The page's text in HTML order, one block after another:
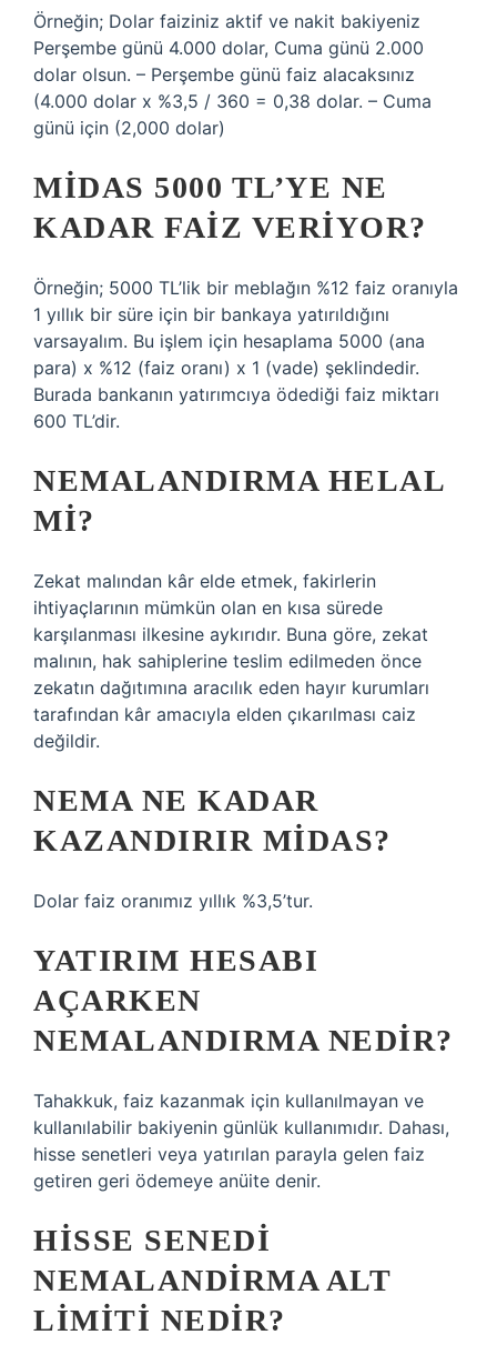
Örneğin; Dolar faiziniz aktif ve nakit bakiyeniz
Perşembe günü 4.000 dolar, Cuma günü 2.000
dolar olsun. – Perşembe günü faiz alacaksınız
(4.000 dolar x %3,5 / 360 = 0,38 dolar. – Cuma
günü için (2,000 dolar)
MIDAS 5000 TL’YE NE
KADAR FAIZ VERIYOR?
Örneğin; 5000 TL’lik bir meblağın %12 faiz oranıyla
1 yıllık bir süre için bir bankaya yatırıldığını
varsayalım. Bu işlem için hesaplama 5000 (ana
para) x %12 (faiz oranı) x 1 (vade) şeklindedir.
Burada bankanın yatırımcıya ödediği faiz miktarı
600 TL’dir.
NEMALANDIRMA HELAL
MI?
Zekat malından kâr elde etmek, fakirlerin
ihtiyaçlarının mümkün olan en kısa sürede
karşılanması ilkesine aykırıdır. Buna göre, zekat
malının, hak sahiplerine teslim edilmeden önce
zekatın dağıtımına aracılık eden hayır kurumları
tarafından kâr amacıyla elden çıkarılması caiz
değildir.
NEMA NE KADAR
KAZANDIRIR MIDAS?
Dolar faiz oranımız yıllık %3,5’tur.
YATIRIM HESABI
AÇARKEN
NEMALANDIRMA NEDIR?
Tahakkuk, faiz kazanmak için kullanılmayan ve
kullanılabilir bakiyenin günlük kullanımıdır. Dahası,
hisse senetleri veya yatırılan parayla gelen faiz
getiren geri ödemeye anüite denir.
HISSE SENEDI
NEMALANDIRMA ALT
LIMITI NEDIR?